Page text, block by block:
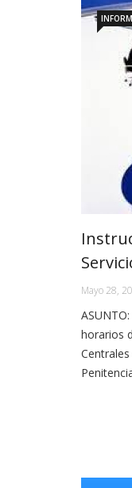
Mayo 28,
horarios